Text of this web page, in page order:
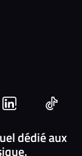
Nous
rejoindre
Nous
dédié aux